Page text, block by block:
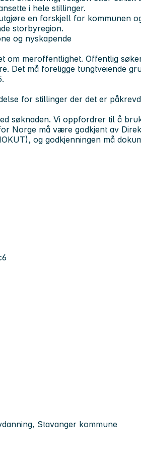
i hele stillinger.
en forskjell for kommunen
storbyregion.
og nyskapende
om meroffentlighet. Offentlig
Det må foreligge tungtveiende
for stillinger der det er
søknaden. Vi oppfordrer til å
Norge må være godkjent av
og godkjenningen må
Stavanger kommune